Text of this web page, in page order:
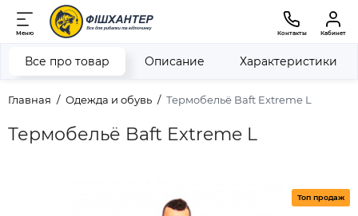
Меню Контакты Кабинет
Главная Одежда и обувь Термобельё Baft Extreme L
Термобельё Baft Extreme L
Все про товар Описание Характеристики
Топ продаж